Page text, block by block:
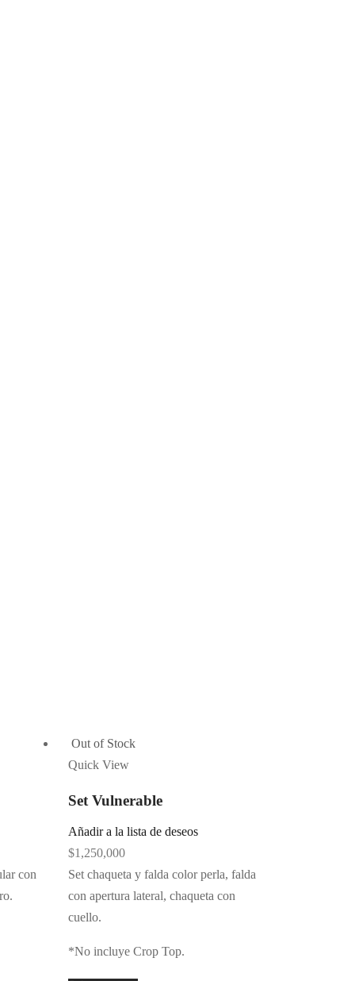
con
Out of Stock
Quick View
Set Vulnerable
Añadir a la lista de deseos
$1,250,000
Set chaqueta y falda color perla, falda
con apertura lateral, chaqueta con
cuello.
*No incluye Crop Top.